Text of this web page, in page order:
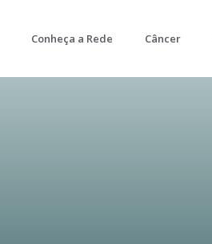
Conheça a Rede Câncer